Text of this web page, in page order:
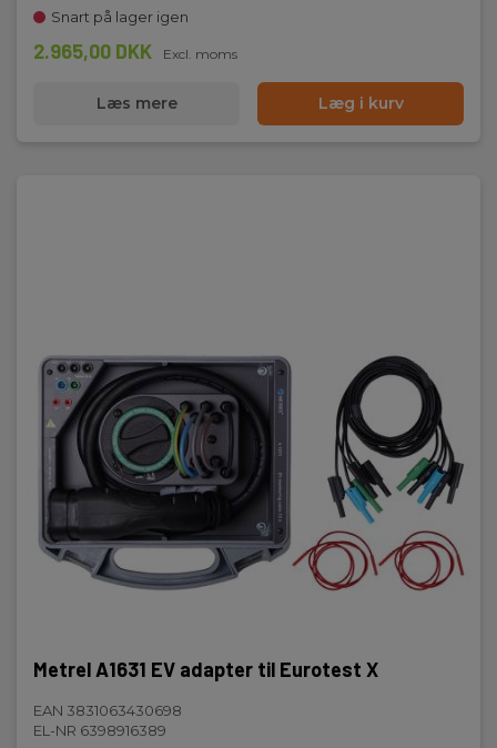
Snart på lager igen
2.965,00 DKK Excl. moms
Læs mere Læg i kurv
Metrel A1631 EV adapter til Eurotest X
EAN 3831063430698
EL-NR 6398916389